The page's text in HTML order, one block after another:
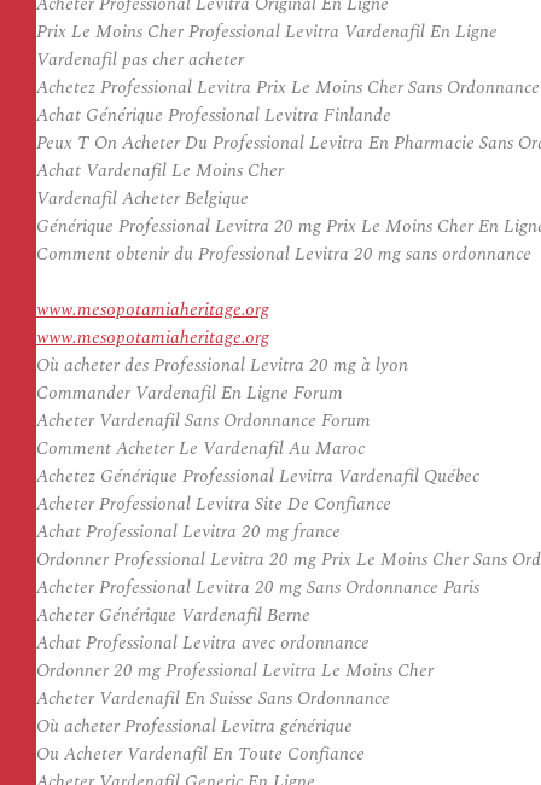
Prix Le Moins Cher Professional Levitra Vardenafil En Ligne
Vardenafil pas cher acheter
Achetez Professional Levitra Prix Le Moins Cher Sans Ordonnance
Achat Générique Professional Levitra Finlande
Peux T On Acheter Du Professional Levitra En Pharmacie Sans
Achat Vardenafil Le Moins Cher
Vardenafil Acheter Belgique
Générique Professional Levitra 20 mg Prix Le Moins Cher En
Comment obtenir du Professional Levitra 20 mg sans ordonnance
www.mesopotamiaheritage.org
www.mesopotamiaheritage.org
Où acheter des Professional Levitra 20 mg à lyon
Commander Vardenafil En Ligne Forum
Acheter Vardenafil Sans Ordonnance Forum
Comment Acheter Le Vardenafil Au Maroc
Achetez Générique Professional Levitra Vardenafil Québec
Acheter Professional Levitra Site De Confiance
Achat Professional Levitra 20 mg france
Ordonner Professional Levitra 20 mg Prix Le Moins Cher Sans
Acheter Professional Levitra 20 mg Sans Ordonnance Paris
Acheter Générique Vardenafil Berne
Achat Professional Levitra avec ordonnance
Ordonner 20 mg Professional Levitra Le Moins Cher
Acheter Vardenafil En Suisse Sans Ordonnance
Où acheter Professional Levitra générique
Ou Acheter Vardenafil En Toute Confiance